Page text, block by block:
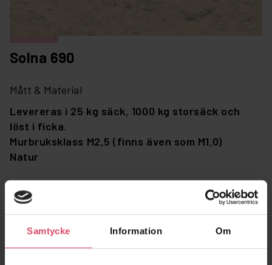
Samtycke Information Om
Solna 690
Mått & Material
Levereras i 25 kg säck, 1000 kg storsäck och
löst i ficka.
Murbruksklass M2,5 (finns även som M1,0)
Natur
Montering
Massivstensbruk används vid murnings- och